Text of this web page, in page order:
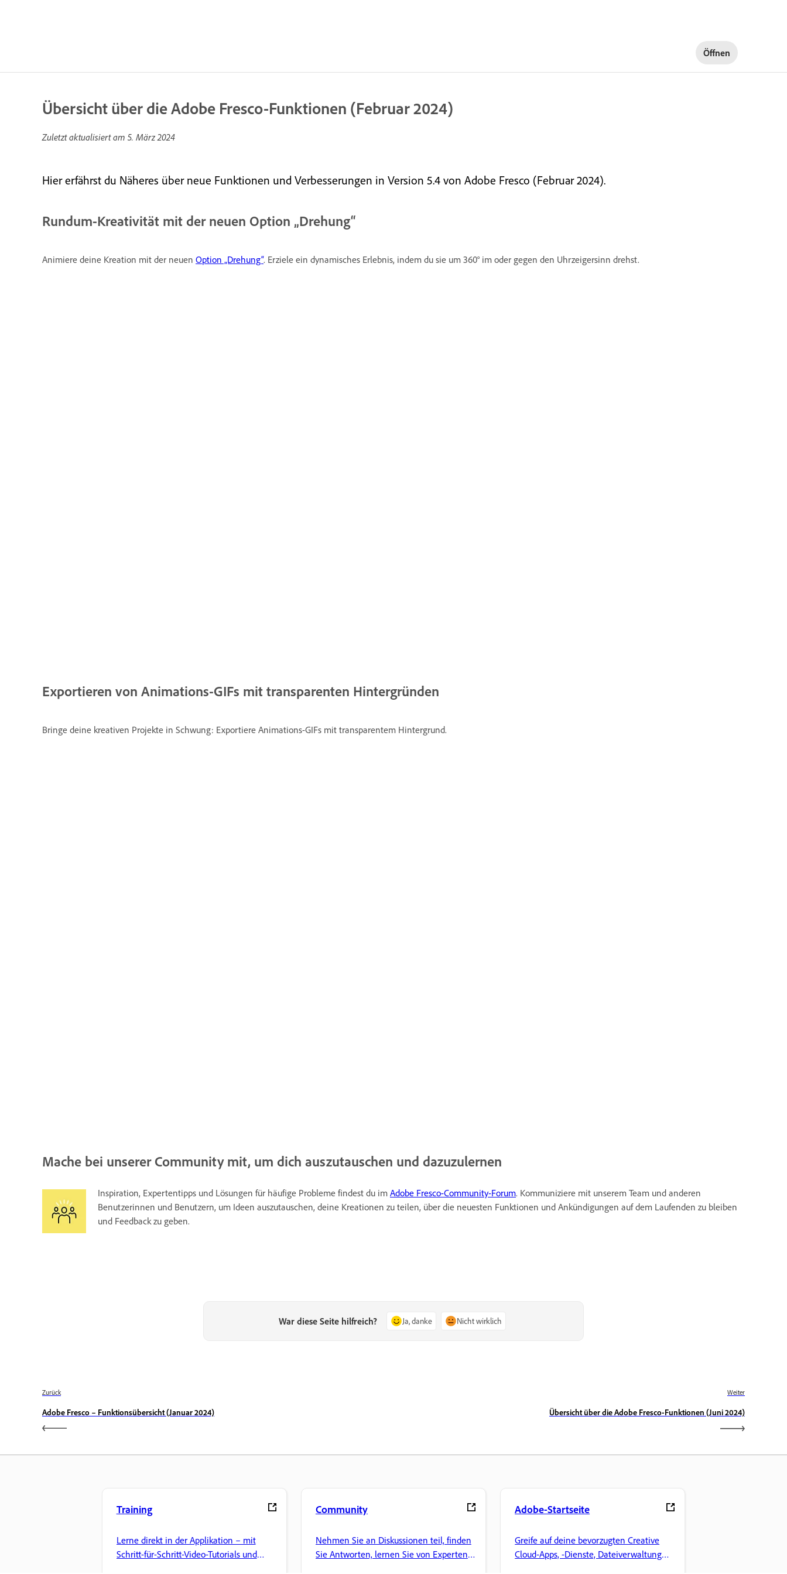
Öffnen
Übersicht über die Adobe Fresco-Funktionen (Februar 2024)
Zuletzt aktualisiert am 5. März 2024
Hier erfährst du Näheres über neue Funktionen und Verbesserungen in Version 5.4 von Adobe Fresco (Februar 2024).
Rundum-Kreativität mit der neuen Option „Drehung“
Animiere deine Kreation mit der neuen Option „Drehung“. Erziele ein dynamisches Erlebnis, indem du sie um 360° im oder gegen den Uhrzeigersinn drehst.
Exportieren von Animations-GIFs mit transparenten Hintergründen
Bringe deine kreativen Projekte in Schwung: Exportiere Animations-GIFs mit transparentem Hintergrund.
Mache bei unserer Community mit, um dich auszutauschen und dazuzulernen
Inspiration, Expertentipps und Lösungen für häufige Probleme findest du im Adobe Fresco-Community-Forum. Kommuniziere mit unserem Team und anderen
Benutzerinnen und Benutzern, um Ideen auszutauschen, deine Kreationen zu teilen, über die neuesten Funktionen und Ankündigungen auf dem Laufenden zu bleiben
und Feedback zu geben.
War diese Seite hilfreich? Ja, danke Nicht wirklich
Zurück
Adobe Fresco – Funktionsübersicht (Januar 2024)
Weiter
Übersicht über die Adobe Fresco-Funktionen (Juni 2024)
Training
Lerne direkt in der Applikation – mit
Schritt-für-Schritt-Video-Tutorials und
Community
Nehmen Sie an Diskussionen teil, finden
Sie Antworten, lernen Sie von Experten
Adobe-Startseite
Greife auf deine bevorzugten Creative
Cloud-Apps, -Dienste, Dateiverwaltung